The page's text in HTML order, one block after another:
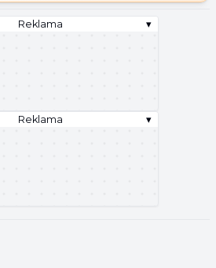
Reklama ▾
Reklama ▾